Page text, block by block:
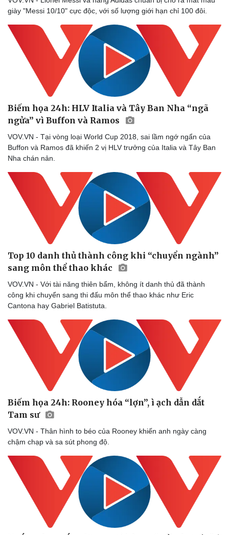
Doanh nghiệp
Thông tin doanh nghiệp
Doanh nghiệp 24h
Doanh nhân
Vì cộng đồng
Công nghệ
Sành điệu
Tin Công nghệ
Trải nghiệm
Chuyển đổi số
giày "Messi 10/10" cực độc, với số lượng giới hạn chỉ 100 đôi.
Biếm họa 24h: HLV Italia và Tây Ban Nha “ngã
ngửa” vì Buffon và Ramos
VOV.VN - Tại vòng loại World Cup 2018, sai lầm ngớ ngẩn của
Buffon và Ramos đã khiến 2 vị HLV trưởng của Italia và Tây Ban
Nha chán nản.
Top 10 danh thủ thành công khi “chuyển ngành”
sang môn thể thao khác
VOV.VN - Với tài năng thiên bẩm, không ít danh thủ đã thành
công khi chuyển sang thi đấu môn thể thao khác như Eric
Cantona hay Gabriel Batistuta.
Biếm họa 24h: Rooney hóa “lợn”, ì ạch dẫn dắt
Tam sư
VOV.VN - Thân hình to béo của Rooney khiến anh ngày càng
chậm chạp và sa sút phong độ.